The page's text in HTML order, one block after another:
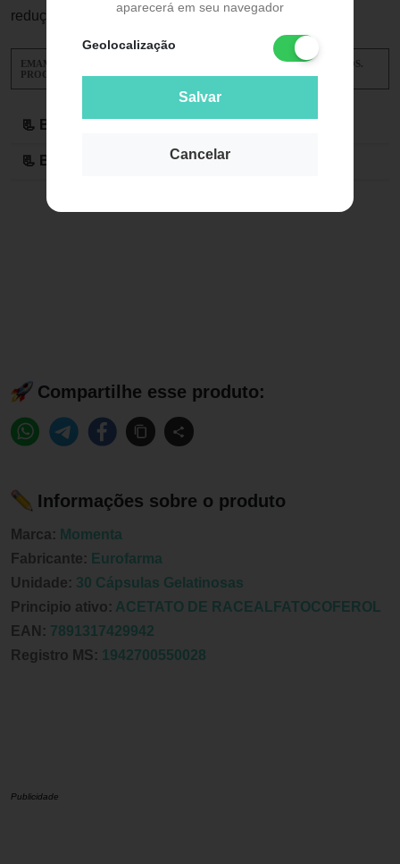
aparecerá em seu navegador
Geolocalização
Salvar
Cancelar
redução da superfície de absorção intestinal).
EMAMA 400MG É UM MEDICAMENTO. SEU USO PODE TRAZER RISCOS.
PROCURE UM MÉDICO OU UM FARMACÊUTICO. LEIA A BULA.
📃 Bula do Produto Online
📃 Bula original em PDF
Compartilhe esse produto:
Informações sobre o produto
Marca: Momenta
Fabricante: Eurofarma
Unidade: 30 Cápsulas Gelatinosas
Principio ativo: ACETATO DE RACEALFATOCOFEROL
EAN: 7891317429942
Registro MS: 1942700550028
Publicidade